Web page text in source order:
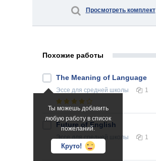
Просмотреть комплект
Похожие работы
Ты можешь добавить
любую работу в список
пожеланий.
Круто!
The Meaning of Language
Эссе для средней школы 1
Future of English
Эсседля средней школы 1